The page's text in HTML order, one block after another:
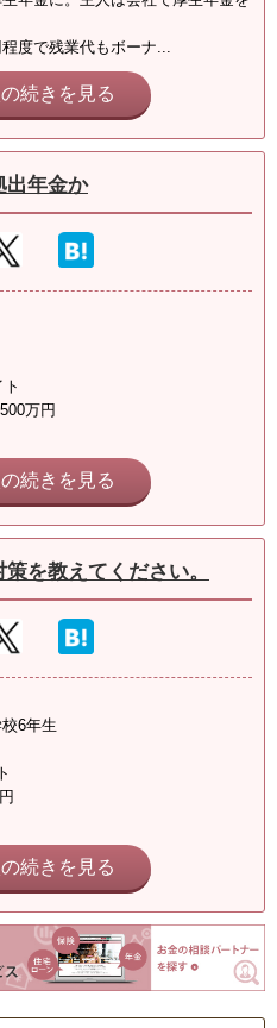
度で残業代もボーナ...
続きを見る
出年金か
万円
続きを見る
を教えてください。
6年生
続きを見る